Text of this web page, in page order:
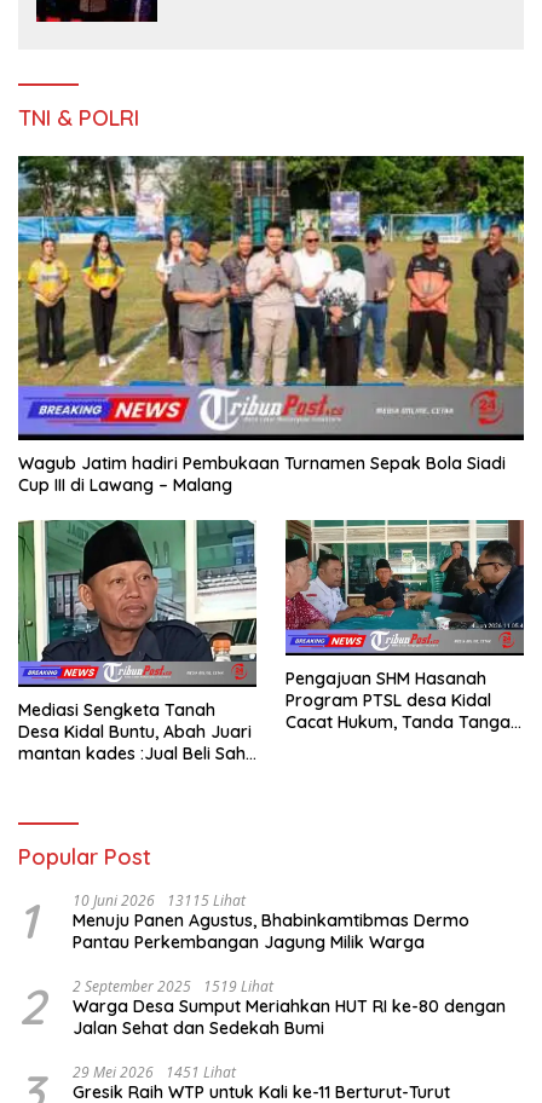
TNI & POLRI
Wagub Jatim hadiri Pembukaan Turnamen Sepak Bola Siadi
Cup III di Lawang – Malang
Mediasi Sengketa Tanah
Desa Kidal Buntu, Abah Juari
mantan kades :Jual Beli Sah,
Membatalkan Hak Warga.
Pengajuan SHM Hasanah
Program PTSL desa Kidal
Cacat Hukum, Tanda Tangan
Popular Post
1 10 Juni 2026 13115 Lihat
Menuju Panen Agustus, Bhabinkamtibmas Dermo
Pantau Perkembangan Jagung Milik Warga
2 2 September 2025 1519 Lihat
Warga Desa Sumput Meriahkan HUT RI ke-80 dengan
Jalan Sehat dan Sedekah Bumi ‎
29 Mei 2026 1451 Lihat
Gresik Raih WTP untuk Kali ke-11 Berturut-Turut